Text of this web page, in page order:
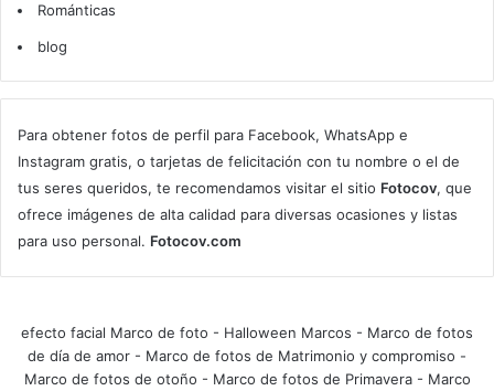
Románticas
blog
Para obtener fotos de perfil para Facebook, WhatsApp e
Instagram gratis, o tarjetas de felicitación con tu nombre o el de
tus seres queridos, te recomendamos visitar el sitio Fotocov, que
ofrece imágenes de alta calidad para diversas ocasiones y listas
para uso personal. Fotocov.com
efecto facial Marco de foto - Halloween Marcos - Marco de fotos
de día de amor - Marco de fotos de Matrimonio y compromiso -
Marco de fotos de otoño - Marco de fotos de Primavera- Marco